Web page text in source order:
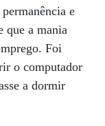
e
que a mania
Foi
o computador
a dormir